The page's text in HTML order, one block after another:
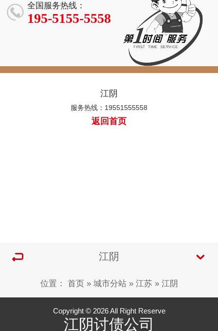
全国服务热线：
195-5155-5558
江阴
服务热线：19551555558
返回首页
江阴
位置： 首页» 城市分站» 江苏» 江阴
Copyright © 2026 All Right Reserve
江阴讨债公司